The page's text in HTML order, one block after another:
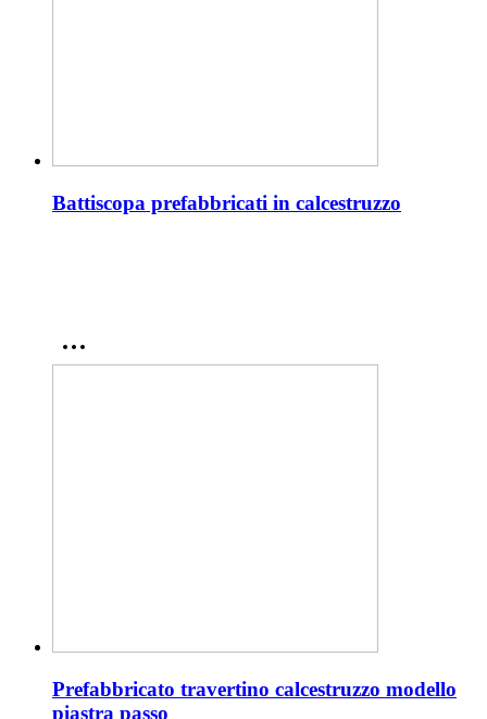
Battiscopa prefabbricati in calcestruzzo
Prefabbricato travertino calcestruzzo modello
piastra passo